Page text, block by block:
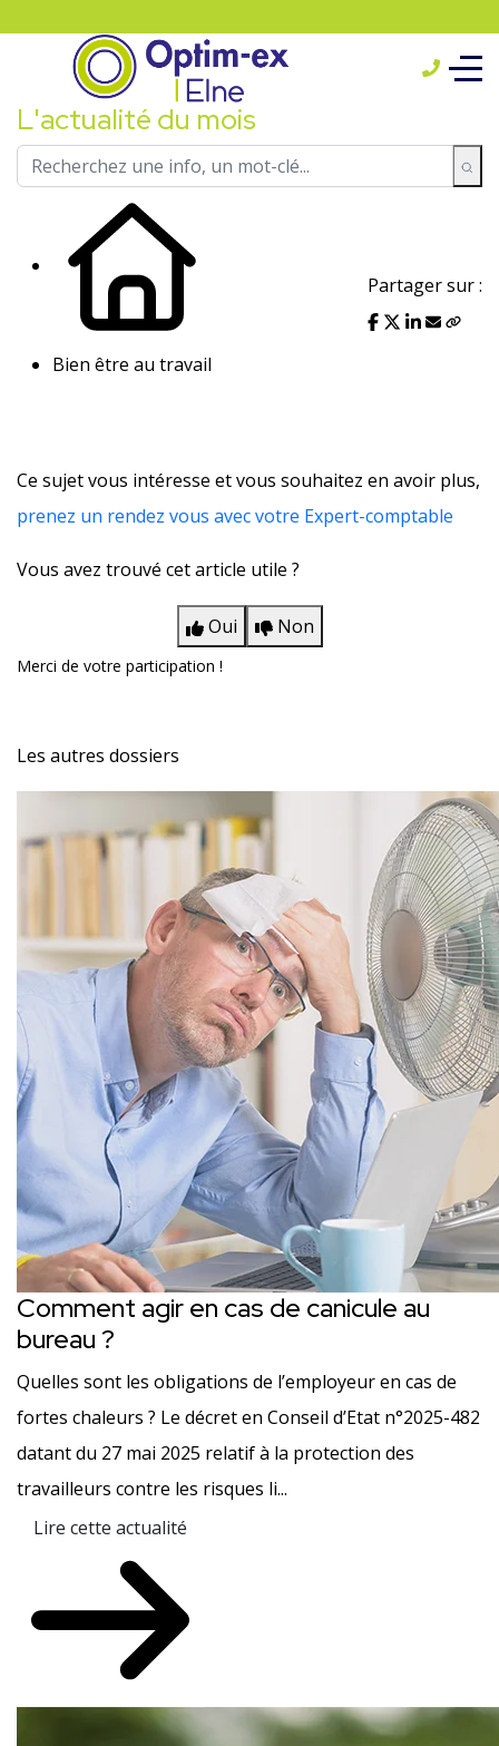
L'actualité du mois
Bien être au travail
Partager sur :
Ce sujet vous intéresse et vous souhaitez en avoir plus,
prenez un rendez vous avec votre Expert-comptable
Vous avez trouvé cet article utile ?
Oui Non
Merci de votre participation !
Les autres dossiers
Comment agir en cas de canicule au
bureau ?
Quelles sont les obligations de l’employeur en cas de
fortes chaleurs ? Le décret en Conseil d’Etat n°2025-482
datant du 27 mai 2025 relatif à la protection des
travailleurs contre les risques li...
Lire cette actualité